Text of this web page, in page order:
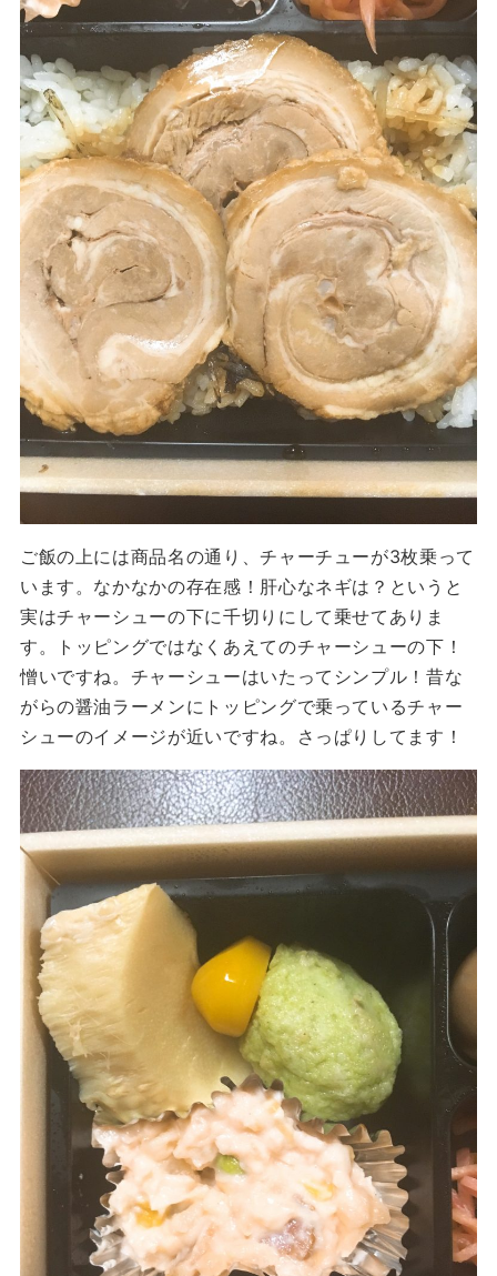
ご飯の上には商品名の通り、チャーチューが3枚乗って
います。なかなかの存在感！肝心なネギは？というと
実はチャーシューの下に千切りにして乗せてありま
す。トッピングではなくあえてのチャーシューの下！
憎いですね。チャーシューはいたってシンプル！昔な
がらの醤油ラーメンにトッピングで乗っているチャー
シューのイメージが近いですね。さっぱりしてます！